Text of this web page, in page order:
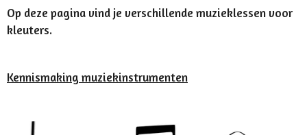
Op deze pagina vind je verschillende muzieklessen voor
kleuters.
Kennismaking muziekinstrumenten